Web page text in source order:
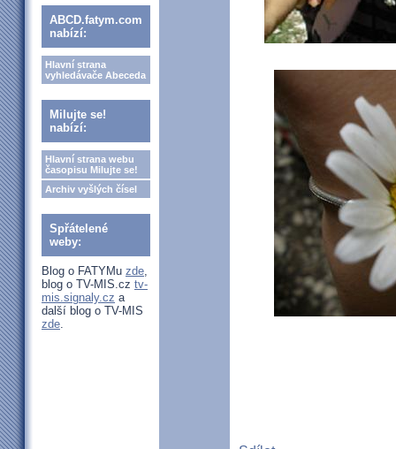
ABCD.fatym.com
nabízí:
Hlavní strana
vyhledávače Abeceda
Milujte se!
nabízí:
Hlavní strana webu
časopisu Milujte se!
Archiv vyšlých čísel
Spřátelené
weby:
Blog o FATYMu zde,
blog o TV-MIS.cz tv-
mis.signaly.cz a
další blog o TV-MIS
zde.